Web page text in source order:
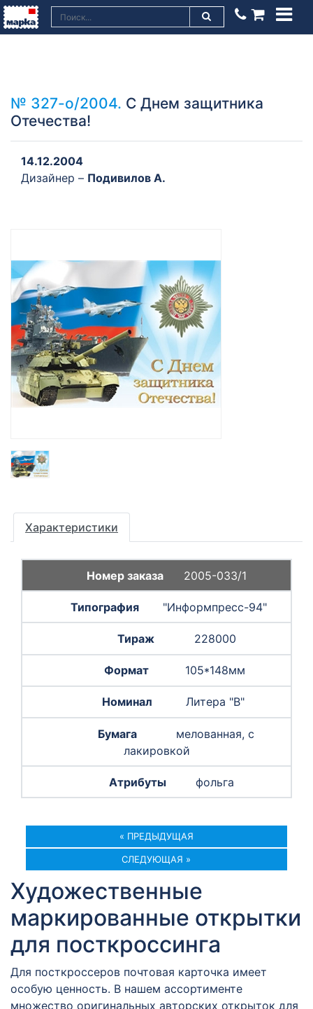
№ 327-о/2004. С Днем защитника
Отечества!
14.12.2004
Дизайнер – Подивилов А.
Характеристики
2005-033/1
"Информпресс-94"
228000
105*148мм
Литера "B"
мелованная, с
лакировкой
фольга
« ПРЕДЫДУЩАЯ
СЛЕДУЮЩАЯ »
Художественные
маркированные открытки
для посткроссинга
Для посткроссеров почтовая карточка имеет
особую ценность. В нашем ассортименте
множество оригинальных авторских открыток для